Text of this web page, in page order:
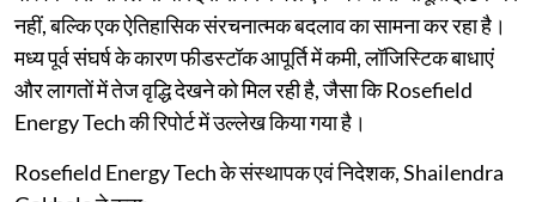
नहीं, बल्कि एक ऐतिहासिक संरचनात्मक बदलाव का सामना कर रहा है।
मध्य पूर्व संघर्ष के कारण फीडस्टॉक आपूर्ति में कमी, लॉजिस्टिक बाधाएं
और लागतों में तेज वृद्धि देखने को मिल रही है, जैसा कि Rosefield
Energy Tech की रिपोर्ट में उल्लेख किया गया है।
Rosefield Energy Tech के संस्थापक एवं निदेशक, Shailendra